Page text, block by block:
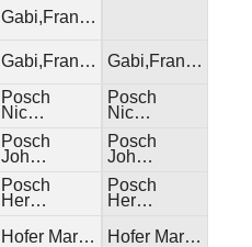
Gabi,Fran…
Gabi,Fran…
Posch
Nic…
Posch
Joh…
Posch
Her…
Hofer Mar…
Gabi,Fran…
Posch
Nic…
Posch
Joh…
Posch
Her…
Hofer Mar…